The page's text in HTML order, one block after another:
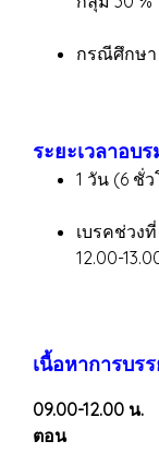
กรณีศึกษา
ระยะเวลาอบ
1 วัน (6 ชั่
เบรคช่วง
12.00-
เนื้อหาการบร
09.00-12.00 น.
ตอน